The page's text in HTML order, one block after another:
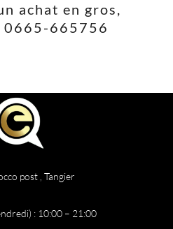
achat en gros,
0665-665756
post , Tangier
: 10:00 – 21:00